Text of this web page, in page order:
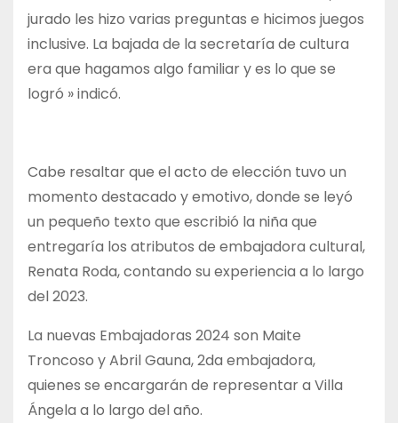
jurado les hizo varias preguntas e hicimos juegos
inclusive. La bajada de la secretaría de cultura
era que hagamos algo familiar y es lo que se
logró » indicó.
Cabe resaltar que el acto de elección tuvo un
momento destacado y emotivo, donde se leyó
un pequeño texto que escribió la niña que
entregaría los atributos de embajadora cultural,
Renata Roda, contando su experiencia a lo largo
del 2023.
La nuevas Embajadoras 2024 son Maite
Troncoso y Abril Gauna, 2da embajadora,
quienes se encargarán de representar a Villa
Ángela a lo largo del año.